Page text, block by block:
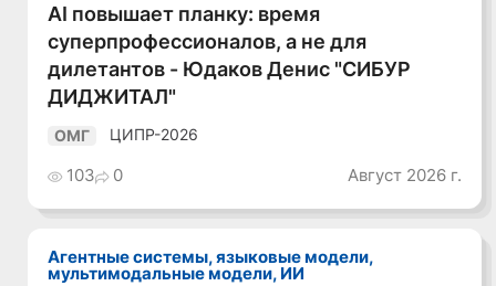
AI повышает планку: время
суперпрофессионалов, а не для
дилетантов - Юдаков Денис "СИБУР
ДИДЖИТАЛ"
ОМГ ЦИПР-2026
103 0 Август 2026 г.
Агентные системы, языковые модели,
мультимодальные модели, ИИ